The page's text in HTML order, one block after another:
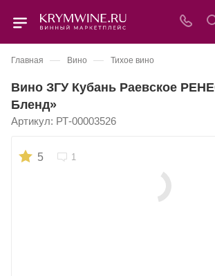
Главная — Вино — Тихое вино
Вино ЗГУ Кубань Раевское
Бленд»
Артикул: РТ-00003526
5 1